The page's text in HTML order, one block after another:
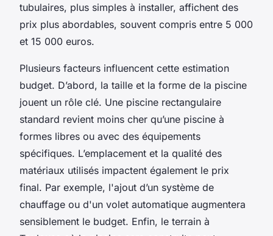
tubulaires, plus simples à installer, affichent des
prix plus abordables, souvent compris entre 5 000
et 15 000 euros.
Plusieurs facteurs influencent cette estimation
budget. D’abord, la taille et la forme de la piscine
jouent un rôle clé. Une piscine rectangulaire
standard revient moins cher qu’une piscine à
formes libres ou avec des équipements
spécifiques. L’emplacement et la qualité des
matériaux utilisés impactent également le prix
final. Par exemple, l'ajout d’un système de
chauffage ou d'un volet automatique augmentera
sensiblement le budget. Enfin, le terrain à